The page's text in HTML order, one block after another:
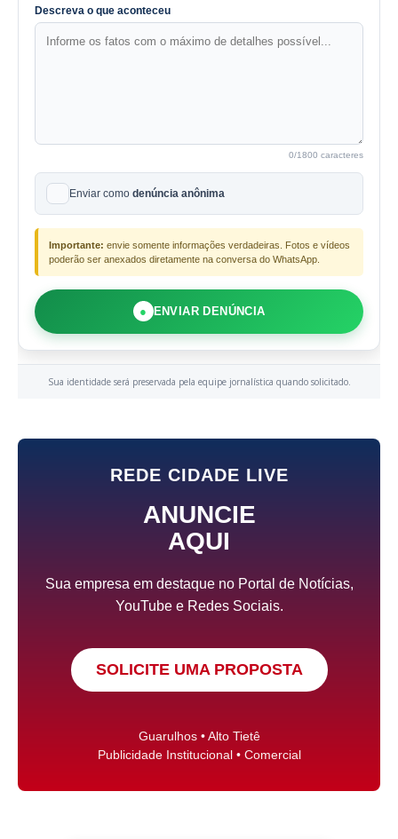
Descreva o que aconteceu
0/1800 caracteres
Enviar como denúncia anônima
Importante: envie somente informações verdadeiras. Fotos e vídeos
poderão ser anexados diretamente na conversa do WhatsApp.
● ENVIAR DENÚNCIA
Sua identidade será preservada pela equipe jornalística quando solicitado.
REDE CIDADE LIVE
ANUNCIE
AQUI
Sua empresa em destaque no Portal de Notícias,
YouTube e Redes Sociais.
SOLICITE UMA PROPOSTA
Guarulhos • Alto Tietê
Publicidade Institucional • Comercial